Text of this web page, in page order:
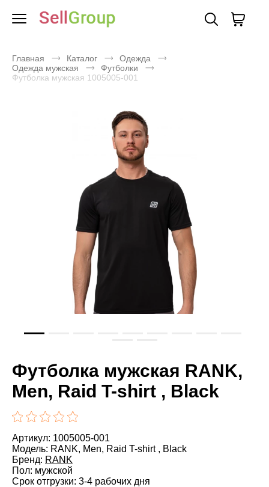
Главная Каталог
Одежда
Одежда мужская
Футболки
Футболка мужская 1005005-001
Футболка мужская RANK,
Men, Raid T-shirt , Black
Артикул: 1005005-001
Модель: RANK, Men, Raid T-shirt , Black
Бренд: RANK
Пол: мужской
Срок отгрузки: 3-4 рабочих дня